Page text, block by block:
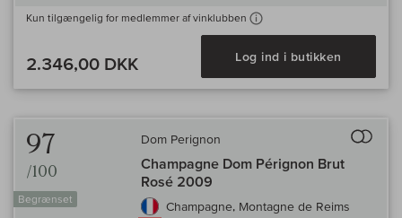
Kun tilgængelig for medlemmer af vinklubben
2.346,00 DKK Log ind i butikken
97
/100
Begrænset
Dom Perignon
Champagne Dom Pérignon Brut
Rosé 2009
Champagne, Montagne de Reims